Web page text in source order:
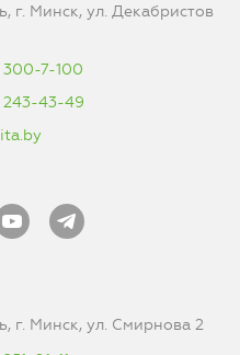
г. Минск, ул. Декабристов
300-7-100
243-43-49
г. Минск, ул. Смирнова 2